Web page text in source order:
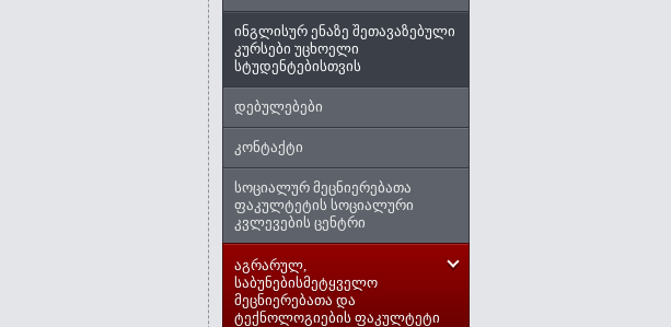
ინგლისურ ენაზე შეთავაზებული
კურსები უცხოელი
სტუდენტებისთვის
დებულებები
კონტაქტი
სოციალურ მეცნიერებათა
ფაკულტეტის სოციალური
კვლევების ცენტრი
აგრარულ,
საბუნებისმეტყველო
მეცნიერებათა და
ტექნოლოგიების ფაკულტეტი